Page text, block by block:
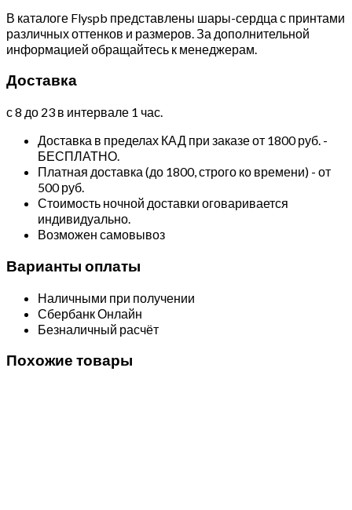
В каталоге Flyspb представлены шары-сердца с принтами
различных оттенков и размеров. За дополнительной
информацией обращайтесь к менеджерам.
Доставка
с 8 до 23 в интервале 1 час.
Доставка в пределах КАД при заказе от 1800 руб. -
БЕСПЛАТНО.
Платная доставка (до 1800, строго ко времени) - от
500 руб.
Стоимость ночной доставки оговаривается
индивидуально.
Возможен самовывоз
Варианты оплаты
Наличными при получении
Сбербанк Онлайн
Безналичный расчёт
Похожие товары